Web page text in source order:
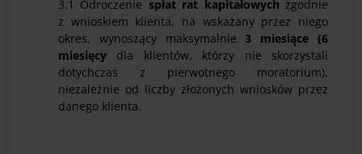
3.1 Odroczenie spłat rat kapitałowych zgodnie
z wnioskiem klienta, na wskazany przez niego
okres, wynoszący maksymalnie3 miesiące (6
miesięcy dla klientów, którzy nie skorzystali
dotychczas z pierwotnego moratorium),
niezależnie od liczby złożonych wniosków przez
danego klienta.